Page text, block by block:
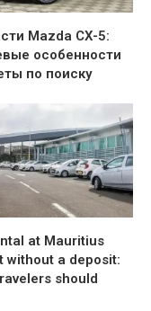
Mazda CX-5:
особенности
по поиску
at Mauritius
without a deposit:
should